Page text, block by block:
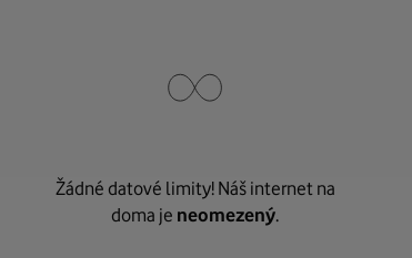
Žádné datové limity! Náš internet na
doma je neomezený.